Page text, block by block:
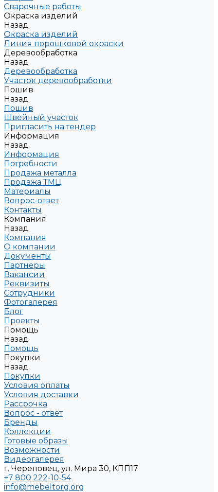
Сварочные работы
Окраска изделий
Назад
Окраска изделий
Линия порошковой окраски
Деревообработка
Назад
Деревообработка
Участок деревообработки
Пошив
Назад
Пошив
Швейный участок
Пригласить на тендер
Информация
Назад
Информация
Потребности
Продажа металла
Продажа ТМЦ
Материалы
Вопрос-ответ
Контакты
Компания
Назад
Компания
О компании
Документы
Партнеры
Вакансии
Реквизиты
Сотрудники
Фотогалерея
Блог
Проекты
Помощь
Назад
Помощь
Покупки
Назад
Покупки
Условия оплаты
Условия доставки
Рассрочка
Вопрос - ответ
Бренды
Коллекции
Готовые образы
Возможности
Видеогалерея
г. Череповец, ул. Мира 30, КПП17
+7 800 222-10-54
info@mebeltorg.org